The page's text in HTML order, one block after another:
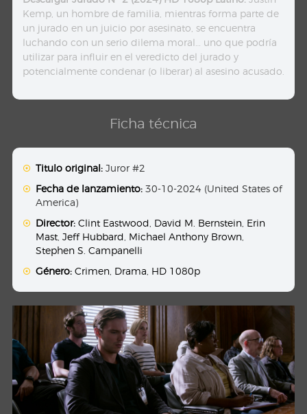
Kemp, un hombre de familia, mientras forma parte de
un jurado en un juicio por asesinato, se encuentra
luchando con un serio dilema moral… uno que podría
utilizar para influir en el veredicto del jurado y
potencialmente condenar (o liberar) al asesino acusado.
Ficha técnica
Titulo original: Juror #2
Fecha de lanzamiento: 30-10-2024 (United States of
America)
Director: Clint Eastwood David M. Bernstein Erin
Mast ,Jeff Hubbard Michael Anthony Brown
Stephen S. Campanelli
Género: Crimen Drama HD 1080p